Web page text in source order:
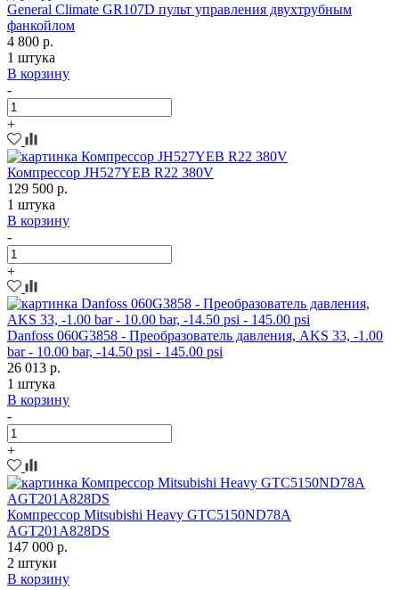
General Climate GR107D пульт управления двухтрубным
фанкойлом
4 800 р.
1 штука
В корзину
-
+
Компрессор JH527YEB R22 380V
129 500 р.
1 штука
В корзину
-
+
Danfoss 060G3858 - Преобразователь давления, AKS 33, -1.00
bar - 10.00 bar, -14.50 psi - 145.00 psi
26 013 р.
1 штука
В корзину
-
+
Компрессор Mitsubishi Heavy GTC5150ND78A
AGT201A828DS
147 000 р.
2 штуки
В корзину